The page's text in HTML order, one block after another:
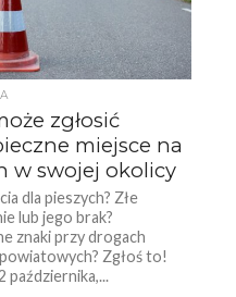
zgłosić
miejsce na
w swojej okolicy
dla pieszych? Złe
lub jego brak?
znaki przy drogach
Zgłoś to!
października,...